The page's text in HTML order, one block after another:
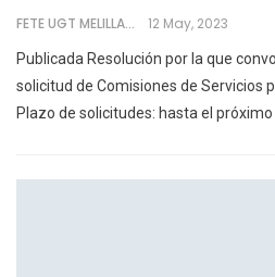
FETE UGT MELILLA 12 May, 2023
Publicada Resolución por la que
solicitud de Comisiones de Servicios
Plazo de solicitudes: hasta el